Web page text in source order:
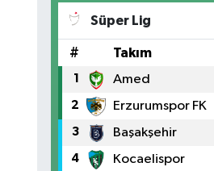
Süper Lig
# Takım
1 Amed
2 Erzurumspor FK
3 Başakşehir
4 Kocaelispor